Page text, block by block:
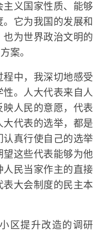
义国家性质、能够
它为我国的发展和
为世界政治文明的
案。
中，我深切地感受
。人大代表来自人
映人民的意愿，代表
代表的选举，都是
真行使自己的选举
这些代表能够为他
民当家作主的直接
大会制度的民主本
提升改造的调研